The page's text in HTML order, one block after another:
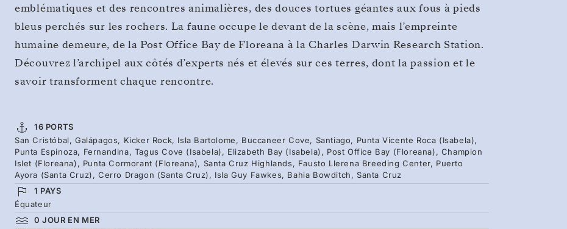
emblématiques et des rencontres animalières, des douces tortues géantes aux fous à pieds
bleus perchés sur les rochers. La faune occupe le devant de la scène, mais l’empreinte
humaine demeure, de la Post Office Bay de Floreana à la Charles Darwin Research Station.
Découvrez l’archipel aux côtés d’experts nés et élevés sur ces terres, dont la passion et le
savoir transforment chaque rencontre.
16 PORTS
San Cristóbal, Galápagos, Kicker Rock, Isla Bartolome, Buccaneer Cove, Santiago, Punta Vicente Roca (Isabela),
Punta Espinoza, Fernandina, Tagus Cove (Isabela), Elizabeth Bay (Isabela), Post Office Bay (Floreana), Champion
Islet (Floreana), Punta Cormorant (Floreana), Santa Cruz Highlands, Fausto Llerena Breeding Center, Puerto
Ayora (Santa Cruz), Cerro Dragon (Santa Cruz), Isla Guy Fawkes, Bahia Bowditch, Santa Cruz
1 PAYS
Équateur
0 JOUR EN MER